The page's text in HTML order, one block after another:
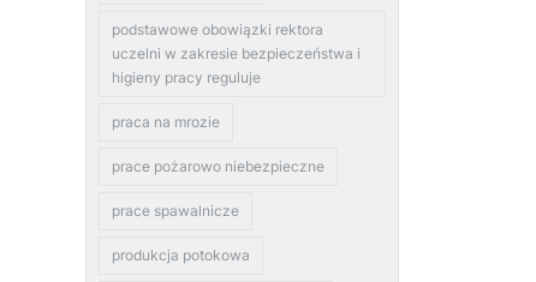
podstawowe obowiązki rektora
uczelni w zakresie bezpieczeństwa i
higieny pracy reguluje
praca na mrozie
prace pożarowo niebezpieczne
prace spawalnicze
produkcja potokowa